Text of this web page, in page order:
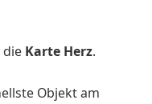
Karte Herz.
Objekt am